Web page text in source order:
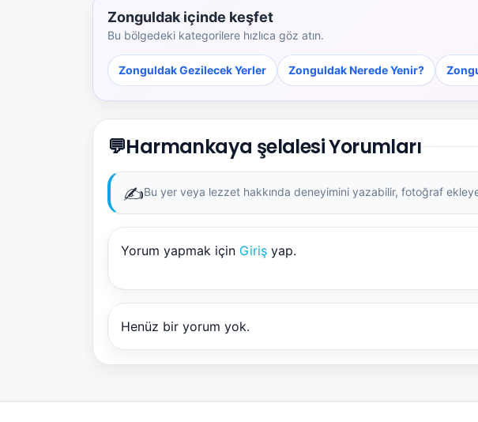
Zonguldak içinde keşfet
Bu bölgedeki kategorilere hızlıca göz atın.
Zonguldak Gezilecek Yerler Zonguldak Nerede Yenir?
💬Harmankaya şelalesi Yorumları
✍️Bu yer veya lezzet hakkında deneyimini yazabilir, fotoğraf
Yorum yapmak için Giriş yap.
Henüz bir yorum yok.